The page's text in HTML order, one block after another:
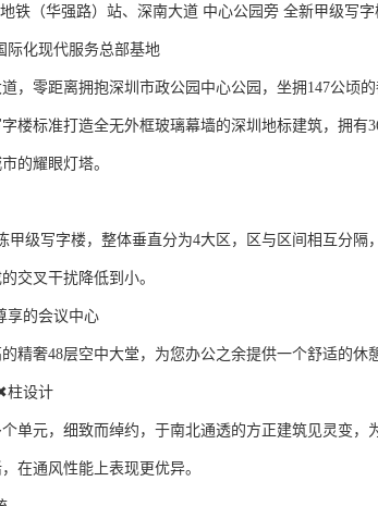
铁（华强路）站、深南大道 中心公园旁 全新甲级写
际化现代服务总部基地
，零距离拥抱深圳市政公园中心公园，坐拥147公顷
楼标准打造全无外框玻璃幕墙的深圳地标建筑，拥有
的耀眼灯塔。
甲级写字楼，整体垂直分为4大区，区与区间相互分
交叉干扰降低到小。
享的会议中心
精奢48层空中大堂，为您办公之余提供一个舒适的休
柱设计
单元，细致而绰约，于南北通透的方正建筑见灵变
在通风性能上表现更优异。